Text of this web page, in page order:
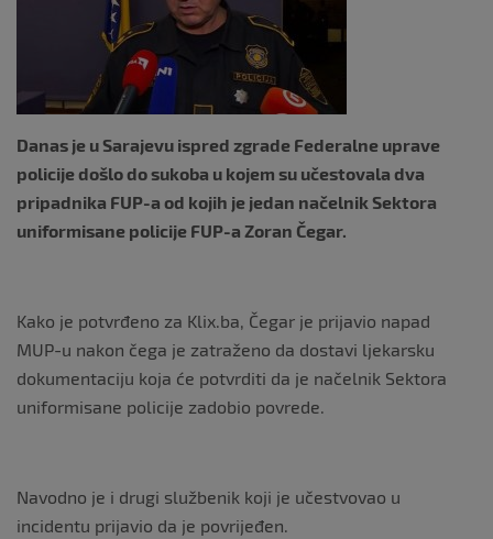
Danas je u Sarajevu ispred zgrade Federalne uprave
policije došlo do sukoba u kojem su učestovala dva
pripadnika FUP-a od kojih je jedan načelnik Sektora
uniformisane policije FUP-a Zoran Čegar.
Kako je potvrđeno za Klix.ba, Čegar je prijavio napad
MUP-u nakon čega je zatraženo da dostavi ljekarsku
dokumentaciju koja će potvrditi da je načelnik Sektora
uniformisane policije zadobio povrede.
Navodno je i drugi službenik koji je učestvovao u
incidentu prijavio da je povrijeđen.